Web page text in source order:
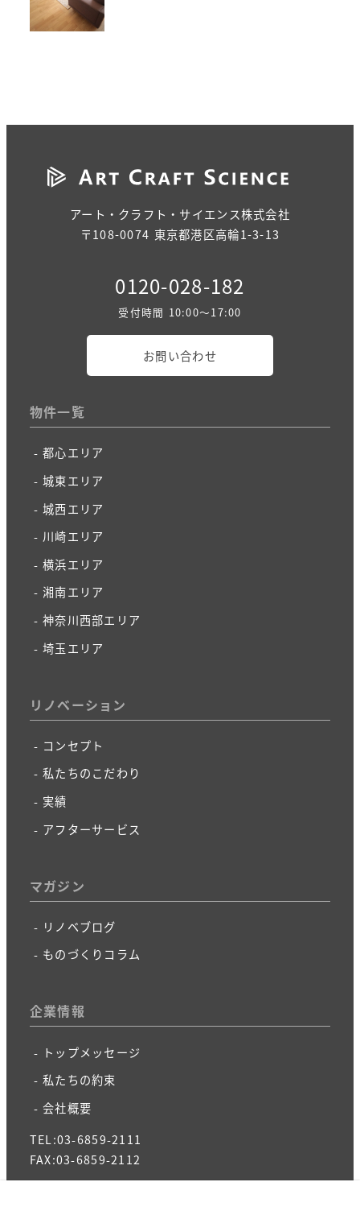
アート・クラフト・サイエンス株式会社
〒108-0074 東京都港区高輪1-3-13
0120-028-182
受付時間 10:00～17:00
お問い合わせ
物件一覧
都心エリア
城東エリア
城西エリア
川崎エリア
横浜エリア
湘南エリア
神奈川西部エリア
埼玉エリア
リノベーション
コンセプト
私たちのこだわり
実績
アフターサービス
マガジン
リノベブログ
ものづくりコラム
企業情報
トップメッセージ
私たちの約束
会社概要
TEL:03-6859-2111
FAX:03-6859-2112